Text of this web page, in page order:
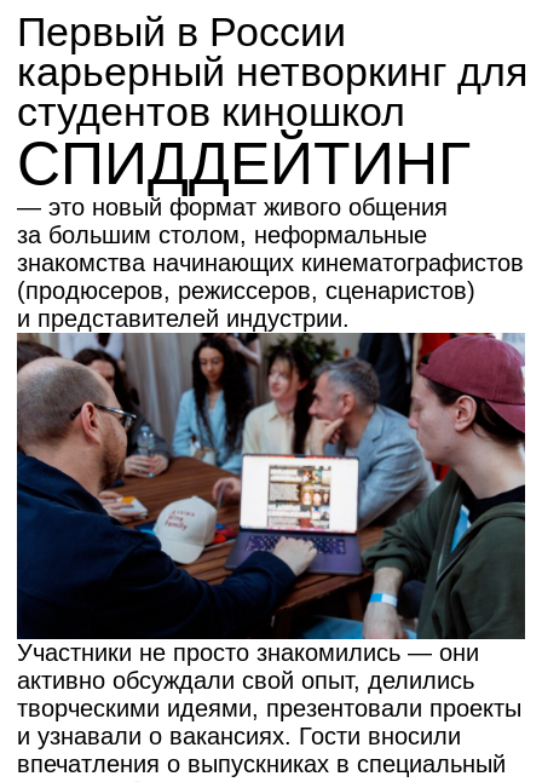
«
«АПКиТ много лет пыталась убедить
киновузы перестроить систему обучения,
— отмечает Александр Акопов,
директор Института кино НИУ
ВШЭ, продюсер.
— Благодаря совместным усилиям
с НИУ ВШЭ мы открыли Институт кино,
который реализует новый, практический
подход к кинообразованию.